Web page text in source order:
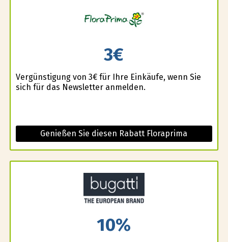
3€
Vergünstigung von 3€ für Ihre Einkäufe, wenn Sie
sich für das Newsletter anmelden.
Genießen Sie diesen Rabatt Floraprima
10%